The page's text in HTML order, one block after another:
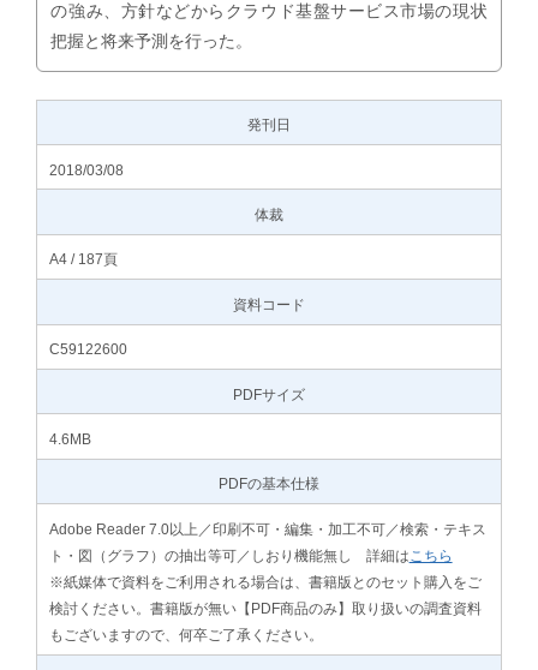
の強み、方針などからクラウド基盤サービス市場の現状
把握と将来予測を行った。
発刊日
2018/03/08
体裁
A4 / 187頁
資料コード
C59122600
PDFサイズ
4.6MB
PDFの基本仕様
Adobe Reader 7.0以上／印刷不可・編集・加工不可／検索・テキス
ト・図（グラフ）の抽出等可／しおり機能無し 詳細は こちら
※紙媒体で資料をご利用される場合は、書籍版とのセット購入をご
検討ください。書籍版が無い【PDF商品のみ】取り扱いの調査資料
もございますので、何卒ご了承ください。